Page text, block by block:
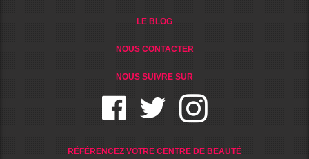
LE BLOG
NOUS CONTACTER
NOUS SUIVRE SUR
RÉFÉRENCEZ VOTRE CENTRE DE BEAUTÉ